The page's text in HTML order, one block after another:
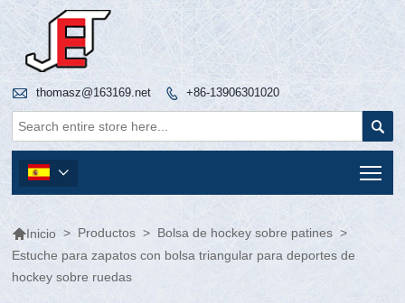
 thomasz@163169.net  +86-13906301020


Inicio > Productos > Bolsa de hockey sobre patines >
Estuche para zapatos con bolsa triangular para deportes de
hockey sobre ruedas